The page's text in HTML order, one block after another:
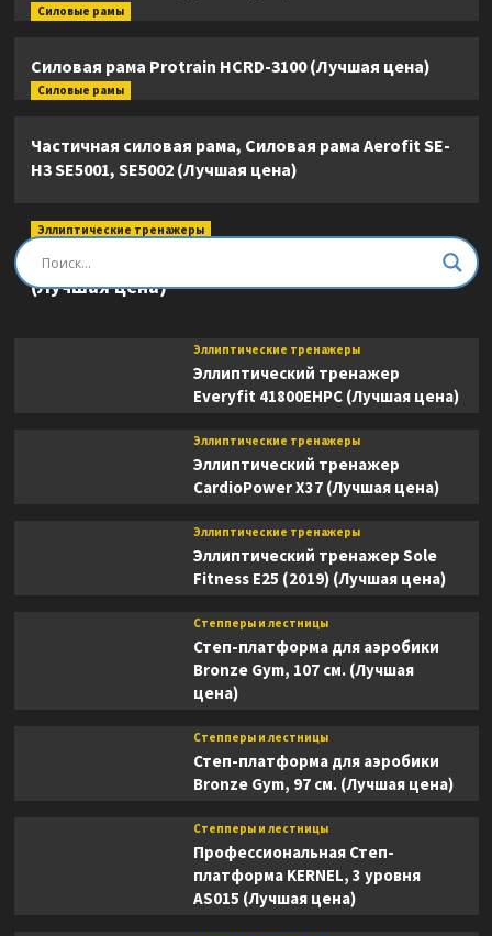
Силовые рамы
Силовая рама Protrain HCRD-3100 (Лучшая цена)
Силовые рамы
Частичная силовая рама, Силовая рама Aerofit SE-
H3 SE5001, SE5002 (Лучшая цена)
Эллиптические тренажеры
Эллиптический тренажер DFC E8745T
(Лучшая цена)
Эллиптические тренажеры
Эллиптический тренажер
Everyfit 41800EHPC (Лучшая цена)
Эллиптические тренажеры
Эллиптический тренажер
CardioPower X37 (Лучшая цена)
Эллиптические тренажеры
Эллиптический тренажер Sole
Fitness E25 (2019) (Лучшая цена)
Степперы и лестницы
Степ-платформа для аэробики
Bronze Gym, 107 см. (Лучшая
цена)
Степперы и лестницы
Степ-платформа для аэробики
Bronze Gym, 97 см. (Лучшая цена)
Степперы и лестницы
Профессиональная Степ-
платформа KERNEL, 3 уровня
AS015 (Лучшая цена)